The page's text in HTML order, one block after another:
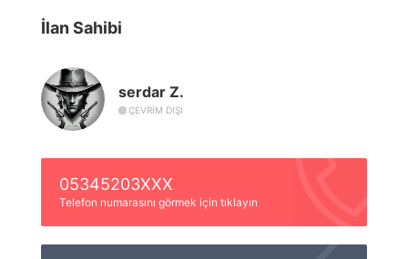
İlan Sahibi
serdar Z.
ÇEVRIM DIŞI
05345203XXX
Telefon numarasını görmek için tıklayın